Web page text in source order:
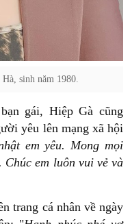
sinh năm 1980.
gái, Hiệp Gà cũng
yêu lên mạng xã hội
em yêu. Mong mọi
em luôn vui vẻ và
trang cá nhân về ngày